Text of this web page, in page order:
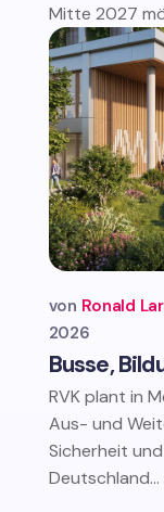
Mitte 2027
Busse,
von Ronald
2026
RVK plant in
Aus- und
Sicherheit
Deutschland...